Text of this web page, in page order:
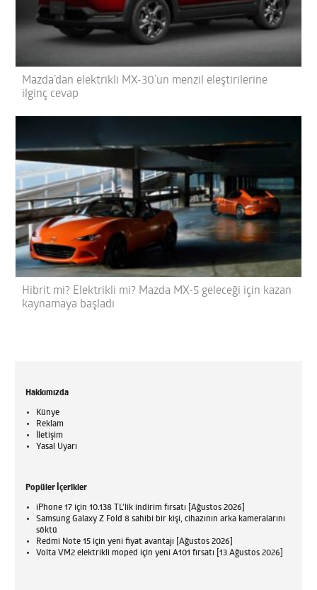
Mazda’dan elektrikli MX-30’un menzil eleştirilerine
ilginç cevap
Hibrit mi? Elektrikli mi? Mazda MX-5 geleceği için kazan
kaynamaya başladı
Hakkımızda
Künye
Reklam
İletişim
Yasal Uyarı
Popüler İçerikler
iPhone 17 için 10.138 TL'lik indirim fırsatı [Ağustos 2026]
Samsung Galaxy Z Fold 8 sahibi bir kişi, cihazının arka kameralarını
söktü
Redmi Note 15 için yeni fiyat avantajı [Ağustos 2026]
Volta VM2 elektrikli moped için yeni A101 fırsatı [13 Ağustos 2026]